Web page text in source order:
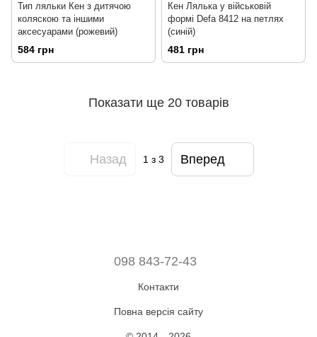
Тип ляльки Кен з дитячою
коляскою та іншими
аксесуарами (рожевий)
584 грн
Кен Лялька у військовій
формі Defa 8412 на петлях
(синій)
481 грн
Показати ще 20 товарів
Назад 1 з 3 Вперед
098 843-72-43
Контакти
Повна версія сайту